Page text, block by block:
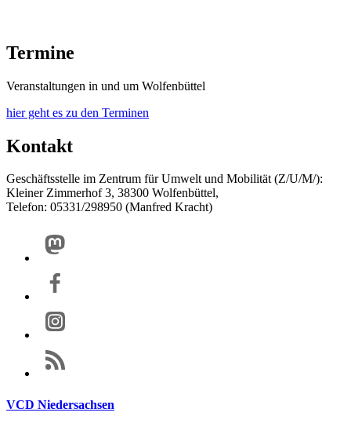
Termine
Veranstaltungen in und um Wolfenbüttel
hier geht es zu den Terminen
Kontakt
Geschäftsstelle im Zentrum für Umwelt und Mobilität (Z/U/M/):
Kleiner Zimmerhof 3, 38300 Wolfenbüttel,
Telefon: 05331/298950 (Manfred Kracht)
VCD Niedersachsen